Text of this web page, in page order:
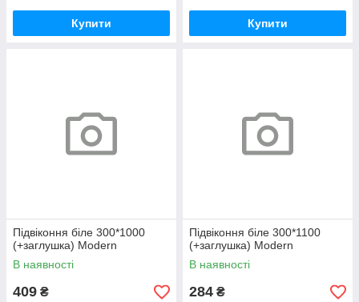
Купити Купити
Підвіконня біле 300*1000
(+заглушка) Modern
В наявності
409 ₴
Підвіконня біле 300*1100
(+заглушка) Modern
В наявності
284 ₴